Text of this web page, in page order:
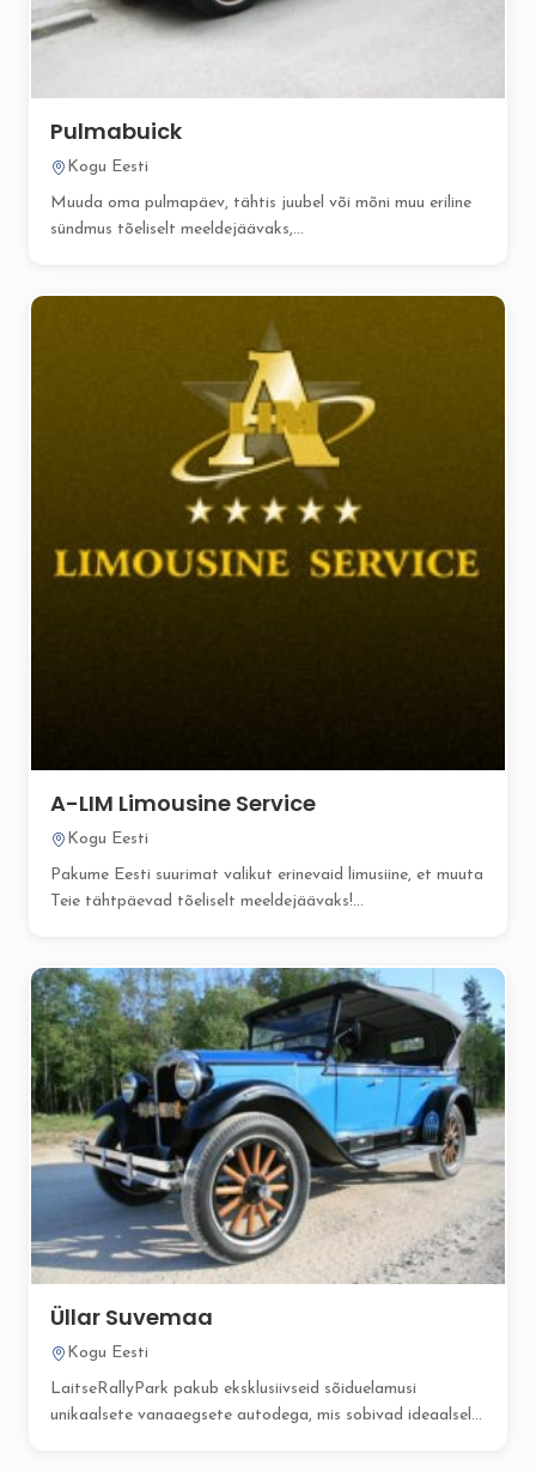
Pulmabuick
Kogu Eesti
Muuda oma pulmapäev, tähtis juubel või mõni muu eriline
sündmus tõeliselt meeldejäävaks,...
A-LIM Limousine Service
Kogu Eesti
Pakume Eesti suurimat valikut erinevaid limusiine, et muuta
Teie tähtpäevad tõeliselt meeldejäävaks!...
Üllar Suvemaa
Kogu Eesti
LaitseRallyPark pakub eksklusiivseid sõiduelamusi
unikaalsete vanaaegsete autodega, mis sobivad ideaalselt